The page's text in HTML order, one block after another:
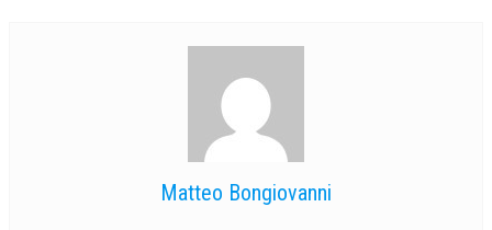
Matteo Bongiovanni